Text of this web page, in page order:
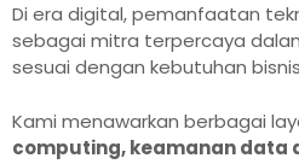
Di era digital, pemanfaatan
sebagai mitra terpercaya
sesuai dengan kebutuhan
Kami menawarkan berbagai
computing, keamanan data